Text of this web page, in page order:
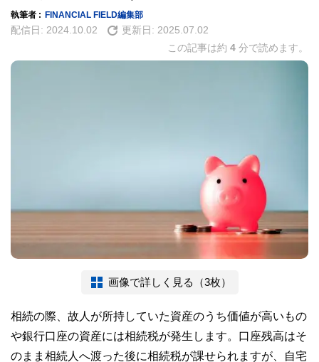
執筆者 : FINANCIAL FIELD編集部
配信日: 2024.10.02 更新日: 2025.07.02
この記事は約 4 分で読めます。
画像で詳しく見る（3枚）
相続の際、故人が所持していた資産のうち価値が高いもの
や銀行口座の資産には相続税が発生します。口座残高はそ
のまま相続人へ渡った後に相続税が課せられますが、自宅